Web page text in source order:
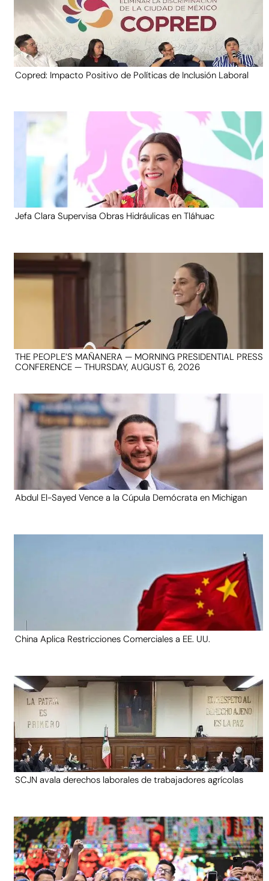
Copred: Impacto Positivo de Políticas de Inclusión Laboral
Jefa Clara Supervisa Obras Hidráulicas en Tláhuac
THE PEOPLE’S MAÑANERA — MORNING PRESIDENTIAL PRESS
CONFERENCE — THURSDAY, AUGUST 6, 2026
Abdul El-Sayed Vence a la Cúpula Demócrata en Michigan
China Aplica Restricciones Comerciales a EE. UU.
SCJN avala derechos laborales de trabajadores agrícolas